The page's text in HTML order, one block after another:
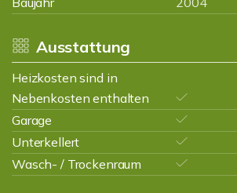
Ausstattung
Heizkosten sind in
Nebenkosten enthalten
Garage
Unterkellert
Wasch- / Trockenraum